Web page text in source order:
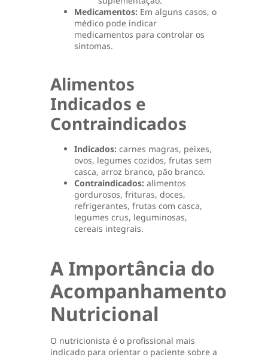
Medicamentos: Em alguns casos, o
médico pode indicar
medicamentos para controlar os
sintomas.
Alimentos
Indicados e
Contraindicados
Indicados: carnes magras, peixes,
ovos, legumes cozidos, frutas sem
casca, arroz branco, pão branco.
Contraindicados: alimentos
gordurosos, frituras, doces,
refrigerantes, frutas com casca,
legumes crus, leguminosas,
cereais integrais.
A Importância do
Acompanhamento
Nutricional
O nutricionista é o profissional mais
indicado para orientar o paciente sobre a